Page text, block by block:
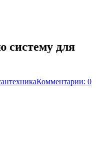
систему для
Комментарии: 0